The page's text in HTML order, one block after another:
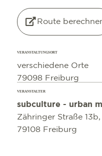
Route
VERANSTALTUNGSORT
verschiedene Orte
79098 Freiburg
VERANSTALTER
subculture - urban
Zähringer Straße 13b,
79108 Freiburg